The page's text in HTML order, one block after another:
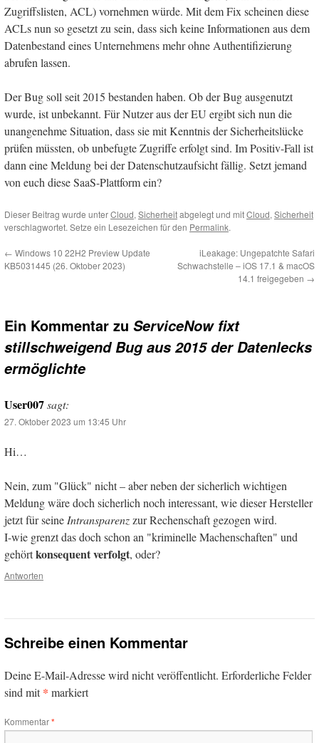
Zugriffslisten, ACL) vornehmen würde. Mit dem Fix scheinen diese
ACLs nun so gesetzt zu sein, dass sich keine Informationen aus dem
Datenbestand eines Unternehmens mehr ohne Authentifizierung
abrufen lassen.
Der Bug soll seit 2015 bestanden haben. Ob der Bug ausgenutzt
wurde, ist unbekannt. Für Nutzer aus der EU ergibt sich nun die
unangenehme Situation, dass sie mit Kenntnis der Sicherheitslücke
prüfen müssten, ob unbefugte Zugriffe erfolgt sind. Im Positiv-Fall ist
dann eine Meldung bei der Datenschutzaufsicht fällig. Setzt jemand
von euch diese SaaS-Plattform ein?
Dieser Beitrag wurde unterCloud, Sicherheitabgelegt und mitCloud, Sicherheit
verschlagwortet. Setze ein Lesezeichen für den Permalink.
← Windows 10 22H2 Preview Update
KB5031445 (26. Oktober 2023)
iLeakage: Ungepatchte Safari
Schwachstelle – iOS 17.1 & macOS
14.1 freigegeben →
Ein Kommentar zu ServiceNow fixt
stillschweigend Bug aus 2015 der Datenlecks
ermöglichte
User007sagt:
27. Oktober 2023 um 13:45 Uhr
Hi…
Nein, zum "Glück" nicht – aber neben der sicherlich wichtigen
Meldung wäre doch sicherlich noch interessant, wie dieser Hersteller
jetzt für seineIntransparenzzur Rechenschaft gezogen wird.
I-wie grenzt das doch schon an "kriminelle Machenschaften" und
gehörtkonsequent verfolgt, oder?
Antworten
Schreibe einen Kommentar
Deine E-Mail-Adresse wird nicht veröffentlicht. Erforderliche Felder
sind mit* markiert
Kommentar*